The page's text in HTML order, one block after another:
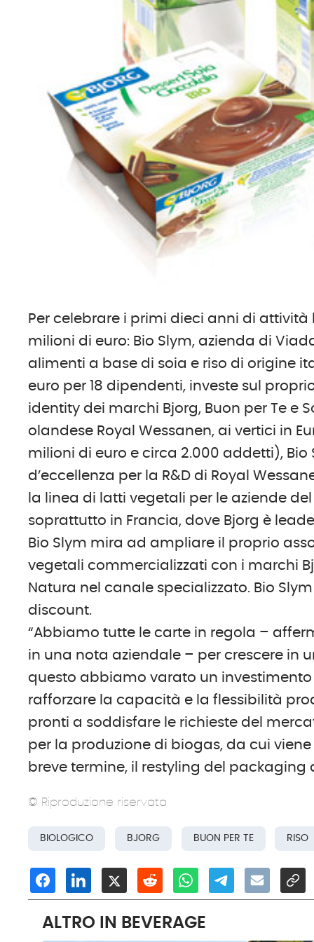
Per celebrare i primi dieci anni di
milioni di euro: Bio Slym, azienda di
alimenti a base di soia e riso di origine
euro per 18 dipendenti, investe sul
identity dei marchi Bjorg, Buon per Te e
olandese Royal Wessanen, ai vertici in
milioni di euro e circa 2.000 addetti),
d’eccellenza per la R&D di Royal
la linea di latti vegetali per le aziende
soprattutto in Francia, dove Bjorg è
Bio Slym mira ad ampliare il proprio
vegetali commercializzati con i marchi
Natura nel canale specializzato. Bio
discount.
“Abbiamo tutte le carte in regola –
in una nota aziendale – per crescere in
questo abbiamo varato un
rafforzare la capacità e la flessibilità
pronti a soddisfare le richieste del
per la produzione di biogas, da cui
breve termine, il restyling del packaging
© Riproduzione riservata
BIOLOGICO BJORG BUON PER TE RISO
ALTRO IN BEVERAGE